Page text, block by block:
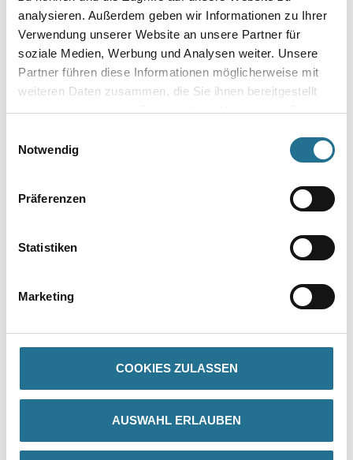
analysieren. Außerdem geben wir Informationen zu Ihrer
Verwendung unserer Website an unsere Partner für
soziale Medien, Werbung und Analysen weiter. Unsere
Partner führen diese Informationen möglicherweise mit
weiteren Daten zusammen, die Sie ihnen bereitgestellt
haben oder die sie im Rahmen Ihrer Nutzung der Dienste
Notwendig
Präferenzen
Statistiken
Marketing
COOKIES ZULASSEN
AUSWAHL ERLAUBEN
Umrechnungsfaktoren
DATENBLÄTTER